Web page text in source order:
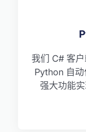
我们 C# 客
Python 自
强大功能